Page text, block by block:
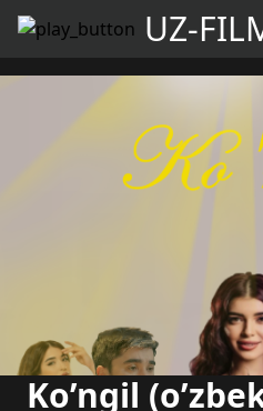
UZ-
Ko’ngil